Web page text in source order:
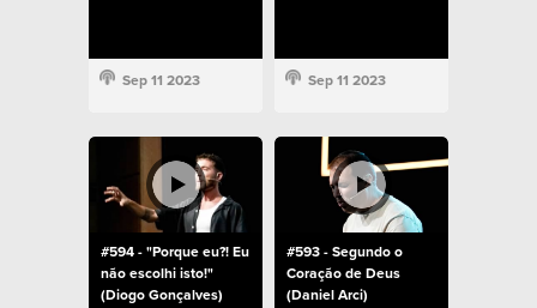
Sep 11 2023 Sep 11 2023
#594 - "Porque eu?! Eu
não escolhi isto!"
(Diogo Gonçalves)
#593 - Segundo o
Coração de Deus
(Daniel Arci)